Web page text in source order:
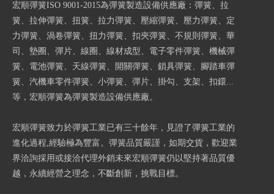
宏順彈簧ISO 9001-2015為彈簧製造設備供應廠：彈簧、拉
簧、拉伸彈簧、扭簧、拉力彈簧、壓縮彈簧、壓力彈簧、定
力彈簧、渦卷彈簧、扭力彈簧、扣夾彈簧、不規則彈簧、華
司、墊圈、彈片、線圈、線材成型、電子零件彈簧、機械彈
簧、電池彈簧、天線彈簧、開關彈簧、鎖具彈簧、腳踏車彈
簧、汽機車零件彈簧、小彈簧、彈片、掛勾、支架、扣鐶...
等，宏順彈簧為彈簧製造設備供應廠。
宏順彈簧致力於彈簧工業已有三十餘年，見證了彈簧工業的
進化過程,經驗極為豐富。彈簧品質嚴謹，如期交貨，歡迎業
界洽詢採用或接洽代理外銷未來宏順彈簧仍以堅持著品質優
越，永續經營之理念，不斷創新，挑戰目標。